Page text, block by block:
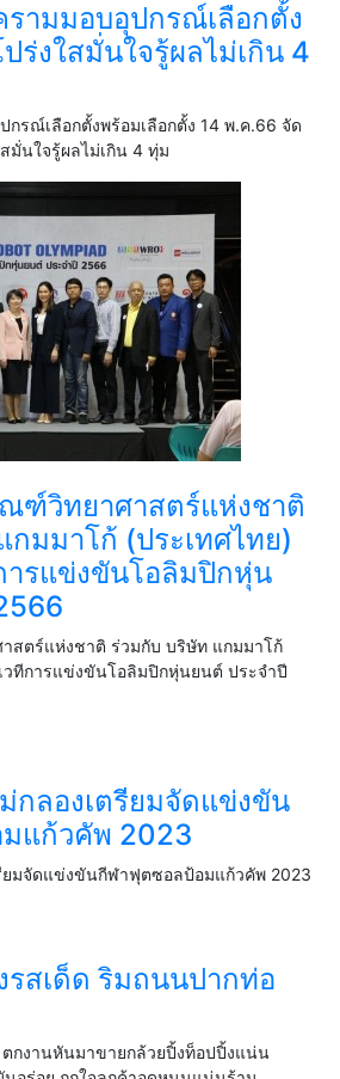
ามมอบอุปกรณ์เลือกตั้ง
ร่งใสมั่นใจรู้ผลไม่เกิน 4
กรณ์เลือกตั้งพร้อมเลือกตั้ง 14 พ.ค.66 จัด
นใจรู้ผลไม่เกิน 4 ทุ่ม
ฑ์วิทยาศาสตร์แห่งชาติ
มมาโก้ (ประเทศไทย)
ารแข่งขันโอลิมปิกหุ่น
สตร์แห่งชาติ ร่วมกับ บริษัท แกมมาโก้
วทีการแข่งขันโอลิมปิกหุ่นยนต์ ประจำปี
กลองเตรียมจัดแข่งขัน
แก้วคัพ 2023
ยมจัดแข่งขันกีฬาฟุตซอลป้อมแก้วคัพ 2023
รสเด็ด ริมถนนปากท่อ
กงานหันมาขายกล้วยปิ้งท็อปปิ้งแน่น